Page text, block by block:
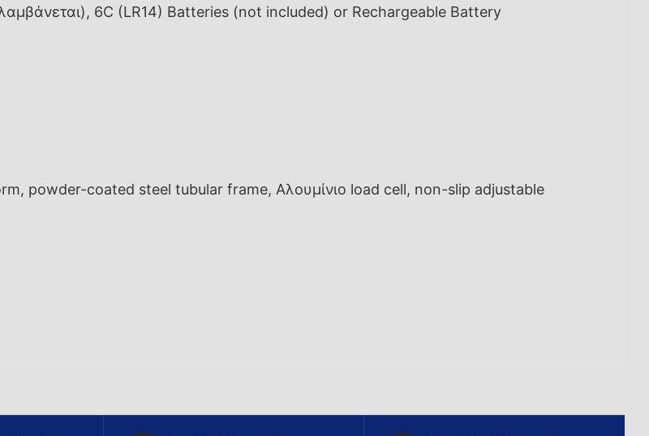
6C (LR14) Batteries (not included) or Rechargeable Battery
powder-coated steel tubular frame, Αλουμίνιο load cell, non-slip adjustable